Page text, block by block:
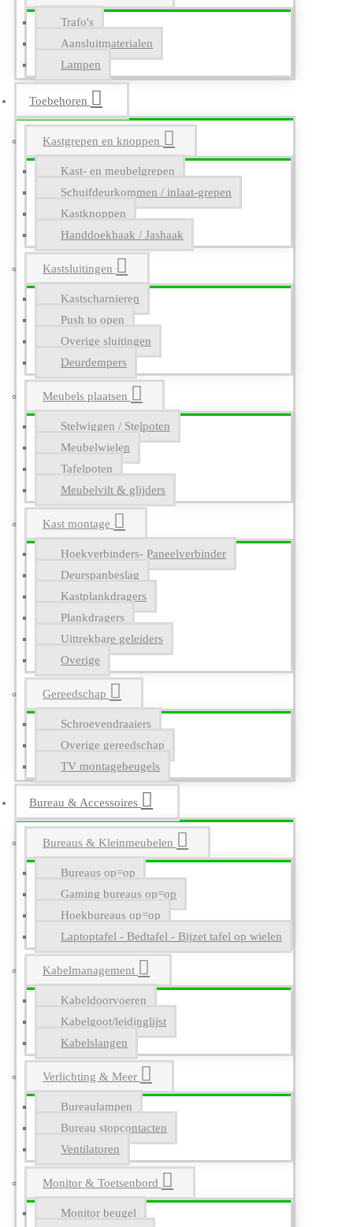
Trafo's
Aansluitmaterialen
Lampen
Toebehoren
Kastgrepen en knoppen
Kast- en meubelgrepen
Schuifdeurkommen / inlaat-grepen
Kastknoppen
Handdoekhaak / Jashaak
Kastsluitingen
Kastscharnieren
Push to open
Overige sluitingen
Deurdempers
Meubels plaatsen
Stelwiggen / Stelpoten
Meubelwielen
Tafelpoten
Meubelvilt & glijders
Kast montage
Hoekverbinders- Paneelverbinder
Deurspanbeslag
Kastplankdragers
Plankdragers
Uittrekbare geleiders
Overige
Gereedschap
Schroevendraaiers
Overige gereedschap
TV montagebeugels
Bureau & Accessoires
Bureaus & Kleinmeubelen
Bureaus op=op
Gaming bureaus op=op
Hoekbureaus op=op
Laptoptafel - Bedtafel - Bijzet tafel op wielen
Kabelmanagement
Kabeldoorvoeren
Kabelgoot/leidinglijst
Kabelslangen
Verlichting & Meer
Bureaulampen
Bureau stopcontacten
Ventilatoren
Monitor & Toetsenbord
Monitor beugel